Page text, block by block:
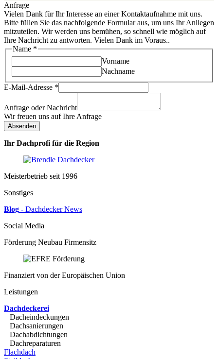
Anfrage
Vielen Dank für Ihr Interesse an einer Kontaktaufnahme mit uns.
Bitte füllen Sie das nachfolgende Formular aus, um uns Ihr Anliegen
mitzuteilen. Wir werden uns bemühen, so schnell wie möglich auf
Ihre Nachricht zu antworten. Vielen Dank im Voraus..
Name *
Vorname
Nachname
E-Mail-Adresse *
Anfrage oder Nachricht
Wir freuen uns auf Ihre Anfrage
Absenden
Ihr Dachprofi für die Region
Meisterbetrieb seit 1996
Sonstiges
Blog - Dachdecker News
Social Media
Förderung Neubau Firmensitz
Finanziert von der Europäischen Union
Leistungen
Dachdeckerei
Dacheindeckungen
Dachsanierungen
Dachabdichtungen
Dachreparaturen
Flachdach